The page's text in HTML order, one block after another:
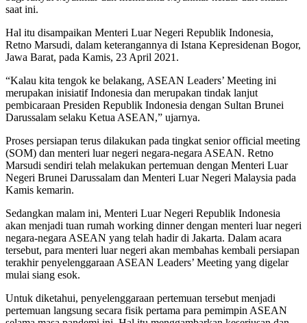
saat ini.
Hal itu disampaikan Menteri Luar Negeri Republik Indonesia,
Retno Marsudi, dalam keterangannya di Istana Kepresidenan Bogor,
Jawa Barat, pada Kamis, 23 April 2021.
“Kalau kita tengok ke belakang, ASEAN Leaders’ Meeting ini
merupakan inisiatif Indonesia dan merupakan tindak lanjut
pembicaraan Presiden Republik Indonesia dengan Sultan Brunei
Darussalam selaku Ketua ASEAN,” ujarnya.
Proses persiapan terus dilakukan pada tingkat senior official meeting
(SOM) dan menteri luar negeri negara-negara ASEAN. Retno
Marsudi sendiri telah melakukan pertemuan dengan Menteri Luar
Negeri Brunei Darussalam dan Menteri Luar Negeri Malaysia pada
Kamis kemarin.
Sedangkan malam ini, Menteri Luar Negeri Republik Indonesia
akan menjadi tuan rumah working dinner dengan menteri luar negeri
negara-negara ASEAN yang telah hadir di Jakarta. Dalam acara
tersebut, para menteri luar negeri akan membahas kembali persiapan
terakhir penyelenggaraan ASEAN Leaders’ Meeting yang digelar
mulai siang esok.
Untuk diketahui, penyelenggaraan pertemuan tersebut menjadi
pertemuan langsung secara fisik pertama para pemimpin ASEAN